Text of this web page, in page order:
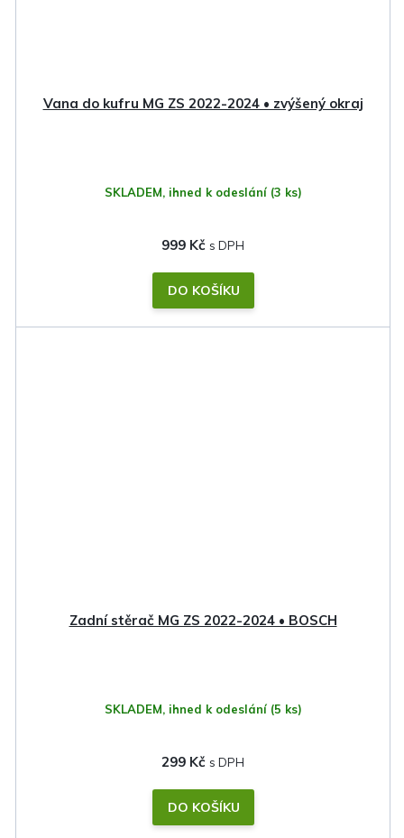
Vana do kufru MG ZS 2022-2024 • zvýšený okraj
SKLADEM, ihned k odeslání (3 ks)
999 Kč
DO KOŠÍKU
Zadní stěrač MG ZS 2022-2024 • BOSCH
SKLADEM, ihned k odeslání (5 ks)
299 Kč
DO KOŠÍKU